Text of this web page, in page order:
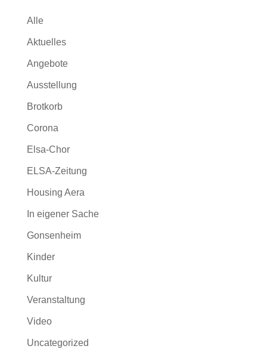
Alle
Aktuelles
Angebote
Ausstellung
Brotkorb
Corona
Elsa-Chor
ELSA-Zeitung
Housing Aera
In eigener Sache
Gonsenheim
Kinder
Kultur
Veranstaltung
Video
Uncategorized